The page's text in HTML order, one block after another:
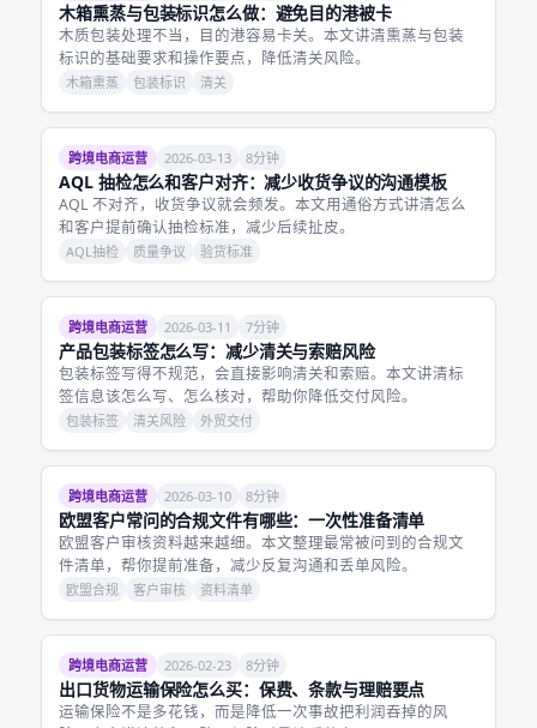
木箱熏蒸与包装标识怎么做：避免目的港被卡
木质包装处理不当，目的港容易卡关。本文讲清熏蒸与包装
标识的基础要求和操作要点，降低清关风险。
木箱熏蒸 包装标识 清关
跨境电商运营 2026-03-13 8分钟
AQL 抽检怎么和客户对齐：减少收货争议的沟通模板
AQL 不对齐，收货争议就会频发。本文用通俗方式讲清怎么
和客户提前确认抽检标准，减少后续扯皮。
AQL抽检 质量争议 验货标准
跨境电商运营 2026-03-11 7分钟
产品包装标签怎么写：减少清关与索赔风险
包装标签写得不规范，会直接影响清关和索赔。本文讲清标
签信息该怎么写、怎么核对，帮助你降低交付风险。
包装标签 清关风险 外贸交付
跨境电商运营 2026-03-10 8分钟
欧盟客户常问的合规文件有哪些：一次性准备清单
欧盟客户审核资料越来越细。本文整理最常被问到的合规文
件清单，帮你提前准备，减少反复沟通和丢单风险。
欧盟合规 客户审核 资料清单
跨境电商运营 2026-02-23 8分钟
出口货物运输保险怎么买：保费、条款与理赔要点
运输保险不是多花钱，而是降低一次事故把利润吞掉的风